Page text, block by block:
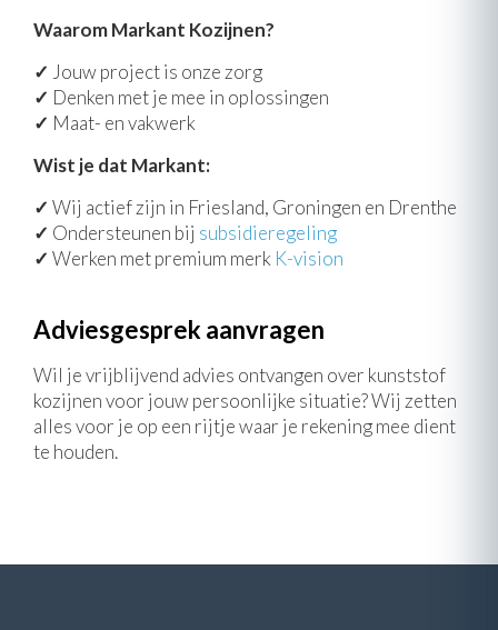
Waarom Markant Kozijnen?
✓ Jouw project is onze zorg
✓ Denken met je mee in oplossingen
✓ Maat- en vakwerk
Wist je dat Markant:
✓ Wij actief zijn in Friesland, Groningen en Drenthe
✓ Ondersteunen bij subsidieregeling
✓ Werken met premium merk K-vision
Adviesgesprek aanvragen
Wil je vrijblijvend advies ontvangen over kunststof
kozijnen voor jouw persoonlijke situatie? Wij zetten
alles voor je op een rijtje waar je rekening mee dient
te houden.